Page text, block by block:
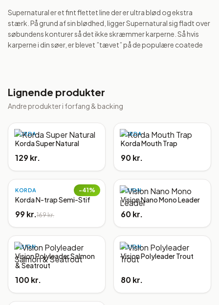
Supernatural er et fint flettet line der er ultra blød og ekstra
stærk. På grund af sin blødhed, ligger Supernatural sig fladt over
søbundens konturer så det ikke skræmmer karperne. Så hvis
karperne i din søer, er blevet ”tævet” på de populære coatede
Lignende produkter
Andre produkter i forfang & backing
KORDA
Korda Super Natural
129 kr.
KORDA
Korda Mouth Trap
90 kr.
−41%
KORDA
Korda N-trap Semi-Stif
99 kr.169 kr.
VISION
Vision Nano Mono Leader
60 kr.
VISION
Vision Polyleader Salmon
& Seatrout
100 kr.
VISION
Vision Polyleader Trout
80 kr.